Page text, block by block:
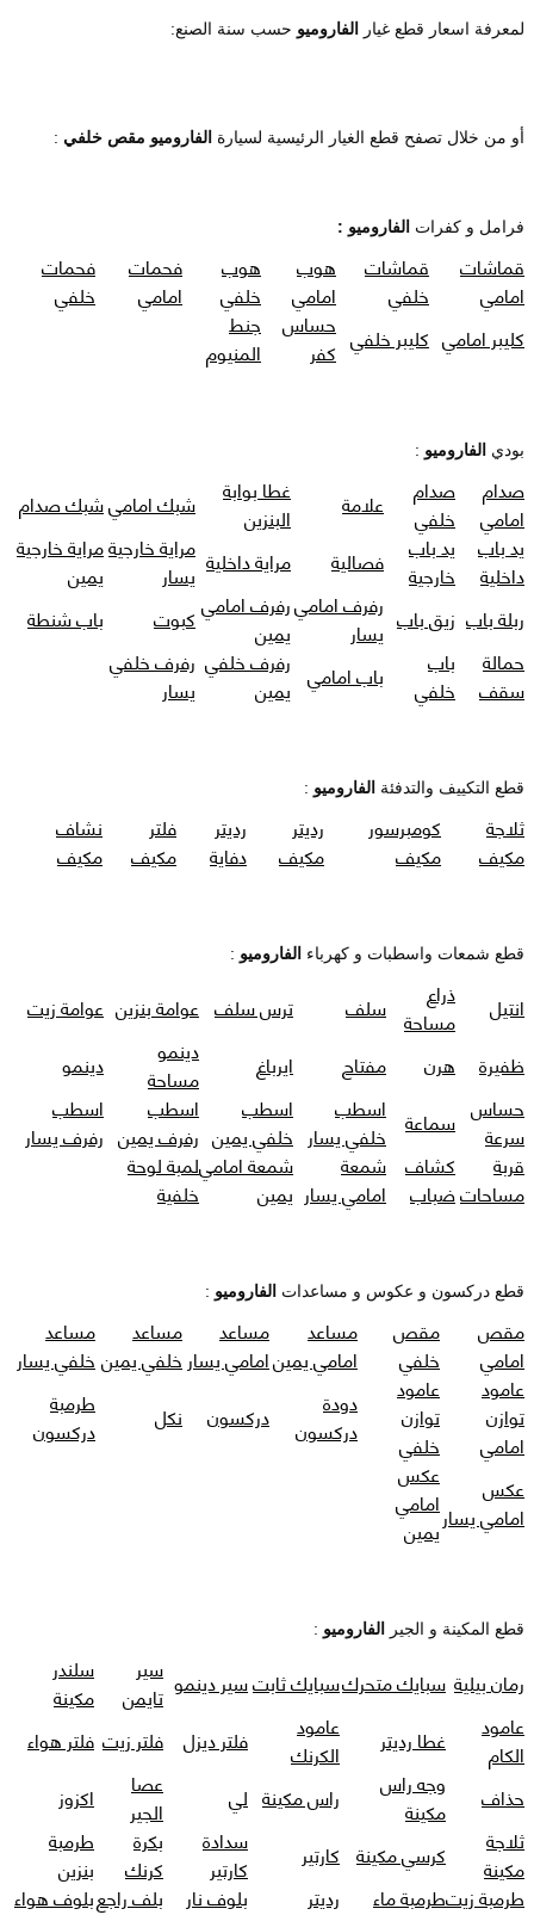
لمعرفة اسعار قطع غيار الفاروميو حسب سنة الصنع:
أو من خلال تصفح قطع الغيار الرئيسية لسيارة الفاروميو مقص خلفي :
فرامل و كفرات الفاروميو :
قماشات
امامي
قماشات
خلفي
هوب
امامي
هوب
خلفي
فحمات
امامي
فحمات
خلفي
كليبر امامي كليبر خلفي حساس
كفر
جنط
المنيوم
بودي الفاروميو :
صدام
امامي
صدام
خلفي
علامة
غطا بوابة
البنزين
شبك اماميشبك صدام
يد باب
داخلية
يد باب
خارجية
فصالية مراية داخلية مراية خارجية
يسار
مراية خارجية
يمين
ربلة باب زيق باب رفرف امامي
يسار
رفرف امامي
يمين
كبوت
باب شنطة
حمالة
سقف
باب
خلفي
باب امامي رفرف خلفي
يمين
رفرف خلفي
يسار
قطع التكييف والتدفئة الفاروميو :
ثلاجة
مكيف
كومبرسور
مكيف
رديتر
مكيف
رديتر
دفاية
فلتر
مكيف
نشاف
مكيف
قطع شمعات واسطبات و كهرباء الفاروميو :
انتيل
ذراع
مساحة سلف ترس سلف عوامة بنزين عوامة زيت
ظفيرة
هرن مفتاح ايرباغ
دينمو
مساحة
دينمو
حساس
سرعة
سماعة اسطب
خلفي يسار
اسطب
خلفي يمين
اسطب
رفرف يمين
اسطب
رفرف يسار
قربة
مساحات
كشاف
ضباب
شمعة
امامي يسار
شمعة امامي
يمين
لمبة لوحة
خلفية
قطع دركسون و عكوس و مساعدات الفاروميو :
مقص
امامي
مقص
خلفي
مساعد
امامي يمين
مساعد
امامي يسار
مساعد
خلفي يمين
مساعد
خلفي يسار
عامود
توازن
امامي
عامود
توازن
خلفي
دودة
دركسون
دركسون نكل
طرمبة
دركسون
عكس
امامي يسار
عكس
امامي
يمين
قطع المكينة و الجير الفاروميو :
رمان بيلية سبايك متحركسبايك ثابتسير دينمو سير
تايمن
سلندر
مكينة
عامود
الكام
غطا رديتر
عامود
الكرنك
فلتر ديزل فلتر زيت فلتر هواء
حذاف
وجه راس
مكينة
راس مكينة لي
عصا
الجير
اكزوز
ثلاجة
مكينة
كرسي مكينة كارتير
سدادة
كارتير
بكرة
كرنك
طرمبة
بنزين
طرمبة زيتطرمبة ماء رديتر بلوف نار بلف راجعبلوف هواء